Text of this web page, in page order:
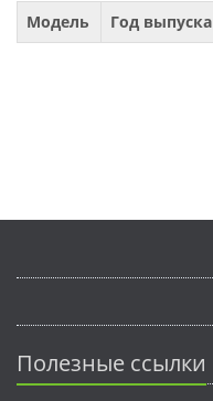
Модель
Год выпуска
Полезные ссылки